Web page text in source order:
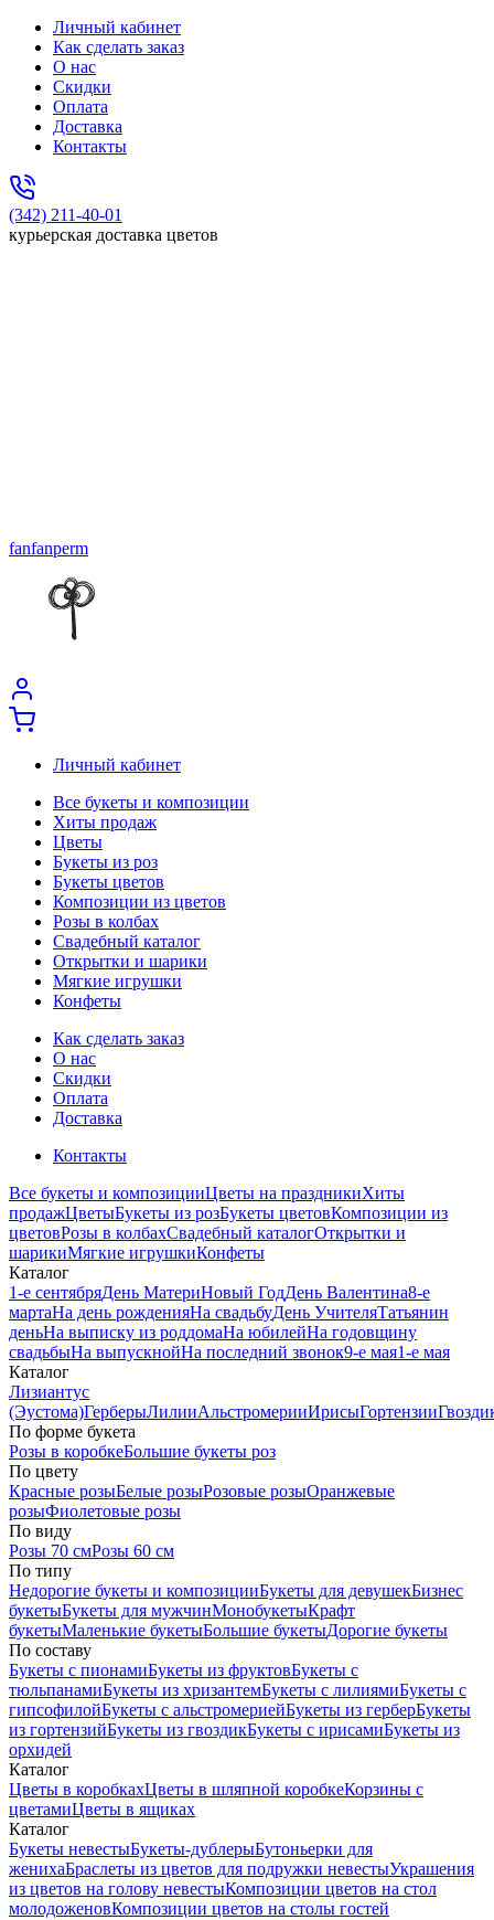
Личный кабинет
Как сделать заказ
О нас
Скидки
Оплата
Доставка
Контакты
(342) 211-40-01
курьерская доставка цветов
fanfanperm
Личный кабинет
Все букеты и композиции
Хиты продаж
Цветы
Букеты из роз
Букеты цветов
Композиции из цветов
Розы в колбах
Свадебный каталог
Открытки и шарики
Мягкие игрушки
Конфеты
Как сделать заказ
О нас
Скидки
Оплата
Доставка
Контакты
Все букеты и композицииЦветы на праздникиХиты
продажЦветыБукеты из розБукеты цветовКомпозиции из
цветовРозы в колбахСвадебный каталогОткрытки и
шарикиМягкие игрушкиКонфеты
Каталог
1-е сентябряДень МатериНовый ГодДень Валентина8-е
мартаНа день рожденияНа свадьбуДень УчителяТатьянин
деньНа выписку из роддомаНа юбилейНа годовщину
свадьбыНа выпускнойНа последний звонок9-е мая1-е мая
Каталог
Лизиантус
(Эустома)ГерберыЛилииАльстромерииИрисыГортензии
По форме букета
Розы в коробкеБольшие букеты роз
По цвету
Красные розыБелые розыРозовые розыОранжевые
розыФиолетовые розы
По виду
Розы 70 смРозы 60 см
По типу
Недорогие букеты и композицииБукеты для девушекБизнес
букетыБукеты для мужчинМонобукетыКрафт
букетыМаленькие букетыБольшие букетыДорогие букеты
По составу
Букеты с пионамиБукеты из фруктовБукеты с
тюльпанамиБукеты из хризантемБукеты с лилиямиБукеты с
гипсофилойБукеты с альстромериейБукеты из герберБукеты
из гортензийБукеты из гвоздикБукеты с ирисамиБукеты из
орхидей
Каталог
Цветы в коробкахЦветы в шляпной коробкеКорзины с
цветамиЦветы в ящиках
Каталог
Букеты невестыБукеты-дублерыБутоньерки для
женихаБраслеты из цветов для подружки невестыУкрашения
из цветов на голову невестыКомпозиции цветов на стол
молодоженовКомпозиции цветов на столы гостей